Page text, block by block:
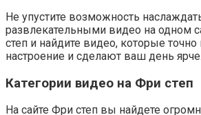
Не упустите возможность
развлекательными видео на одном
степ и найдите видео, которые
настроение и сделают ваш день ярче.
Категории видео на Фри степ
На сайте Фри степ вы найдете